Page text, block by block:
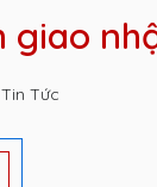
giao
Tin Tức